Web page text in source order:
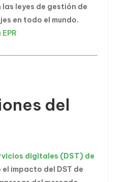
las leyes de gestión de
en todo el mundo.
del
digitales (DST) de
el impacto del DST de